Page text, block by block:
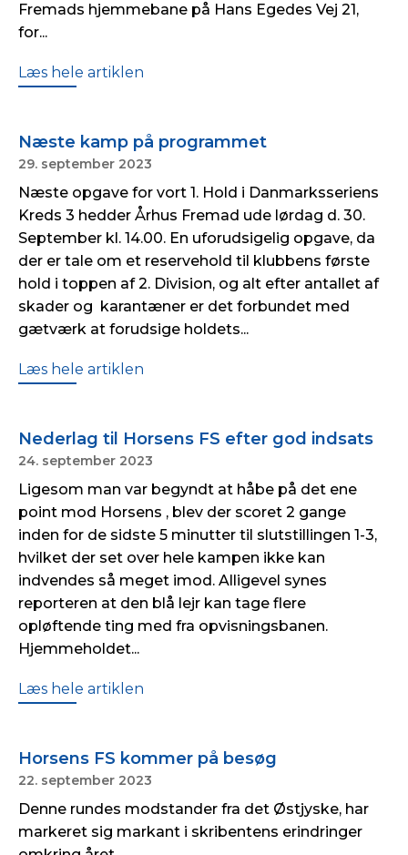
Fremads hjemmebane på Hans Egedes Vej 21,
for...
Læs hele artiklen
Næste kamp på programmet
29. september 2023
Næste opgave for vort 1. Hold i Danmarksseriens
Kreds 3 hedder Århus Fremad ude lørdag d. 30.
September kl. 14.00. En uforudsigelig opgave, da
der er tale om et reservehold til klubbens første
hold i toppen af 2. Division, og alt efter antallet af
skader og karantæner er det forbundet med
gætværk at forudsige holdets...
Læs hele artiklen
Nederlag til Horsens FS efter god indsats
24. september 2023
Ligesom man var begyndt at håbe på det ene
point mod Horsens , blev der scoret 2 gange
inden for de sidste 5 minutter til slutstillingen 1-3,
hvilket der set over hele kampen ikke kan
indvendes så meget imod. Alligevel synes
reporteren at den blå lejr kan tage flere
opløftende ting med fra opvisningsbanen.
Hjemmeholdet...
Læs hele artiklen
Horsens FS kommer på besøg
22. september 2023
Denne rundes modstander fra det Østjyske, har
markeret sig markant i skribentens erindringer